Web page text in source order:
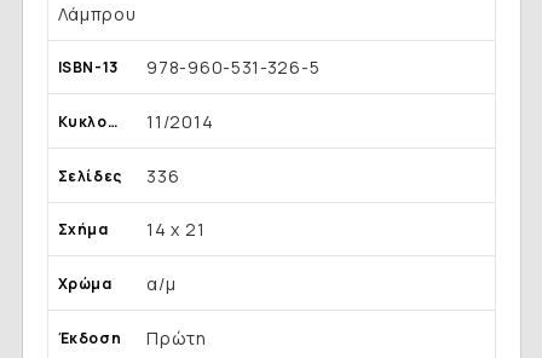
Λάμπρου
ISBN-13 978-960-531-326-5
Κυκλοφορία 11/2014
Σελίδες 336
Σχήμα 14 x 21
Χρώμα α/μ
Έκδοση Πρώτη